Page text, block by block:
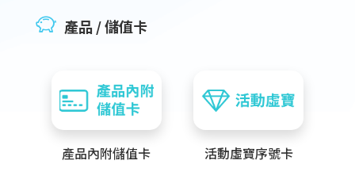
產品 / 儲值卡
產品內附儲值卡 活動虛寶序號卡